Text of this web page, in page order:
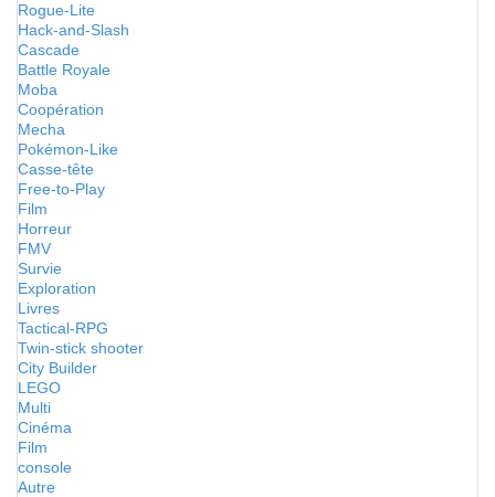
Rogue-Lite
Hack-and-Slash
Cascade
Battle Royale
Moba
Coopération
Mecha
Pokémon-Like
Casse-tête
Free-to-Play
Film
Horreur
FMV
Survie
Exploration
Livres
Tactical-RPG
Twin-stick shooter
City Builder
LEGO
Multi
Cinéma
Film
console
Autre